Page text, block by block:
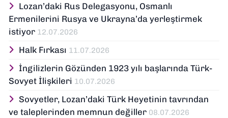
yayınlanmıştır.
Lozan’daki Rus Delegasyonu, Osmanlı
Ermenilerini Rusya ve Ukrayna’da yerleştirmek
istiyor 12.07.2026
Halk Fırkası 11.07.2026
İngilizlerin Gözünden 1923 yılı başlarında Türk-
Sovyet İlişkileri 10.07.2026
Sovyetler, Lozan’daki Türk Heyetinin tavrından
ve taleplerinden memnun değiller 08.07.2026